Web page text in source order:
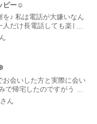
し訳ないと気持ちになっ
の時は映画館で待ってい
ら会おうとメールをした
メールが返信が来たよ。
てしまい、印象を悪くな
る女性でした！ これは
つとかあえないでしょう
れた。本当に本気ですご
会いたいなと思ったら相
とが会える近道だと思う
で一緒について行きまし
ウリング2ゲームしました
ごく上手でびっくりしま
。 ピンの間をくぐったり
ーンゲームでサイコロが
いきなりゾロ目出て、
ピー☺️
♪ 私は電話が大嫌いなん
だけ長電話しても楽しい
ちらで知り合った方。
えなくても、たまーに「今
話のキャッチボールが本
職業の方とここでお友達
幸せです(๑′ᴗ‵๑) あのま
けだったらきっと日常の楽
ゲーム廃人で歳を取って
お会いした方と実際に会い
で帰宅したのですがうー
………😋💖 その方とはま
す😳💭 素敵な方でした🙊
ん